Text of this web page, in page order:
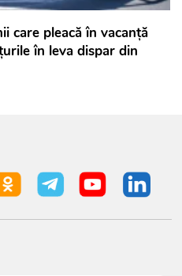
care pleacă în vacanță
în leva dispar din